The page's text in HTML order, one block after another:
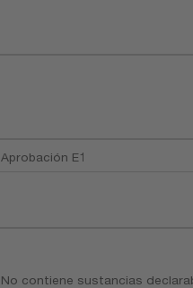
Aprobación E1
No contiene sustancias